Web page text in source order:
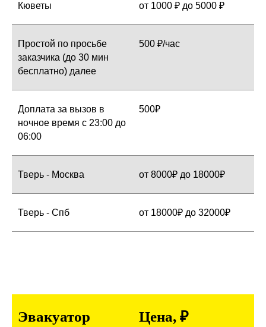
Кюветы от 1000 ₽ до 5000 ₽
Простой по просьбе
заказчика (до 30 мин
бесплатно) далее
500 ₽/час
Доплата за вызов в
ночное время с 23:00 до
06:00
500₽
Тверь - Москва от 8000₽ до 18000₽
Тверь - Спб от 18000₽ до 32000₽
Эвакуатор Цена, ₽